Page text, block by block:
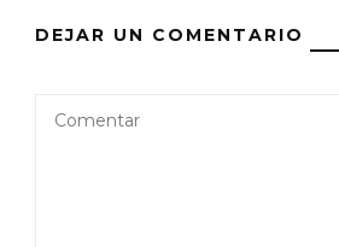
DEJAR UN COMENTARIO